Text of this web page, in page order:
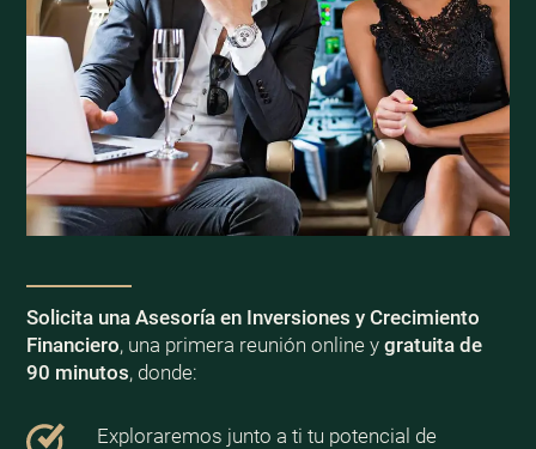
Solicita una Asesoría en Inversiones y Crecimiento
Financiero, una primera reunión online y gratuita de
90 minutos, donde:
Exploraremos junto a ti tu potencial de